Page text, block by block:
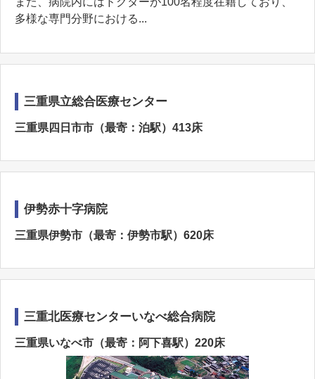
多様な専門分野における...
三重県立総合医療センター
三重県四日市市（最寄：泊駅）413床
伊勢赤十字病院
三重県伊勢市（最寄：伊勢市駅）620床
三重北医療センターいなべ総合病院
三重県いなべ市（最寄：阿下喜駅）220床